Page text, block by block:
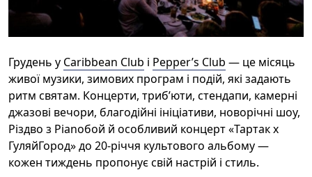
Грудень у Caribbean Club і Pepper’s Club — це місяць
живої музики, зимових програм і подій, які задають
ритм святам. Концерти, триб’юти, стендапи, камерні
джазові вечори, благодійні ініціативи, новорічні шоу,
Різдво з Pianoбой й особливий концерт «Тартак х
ГуляйГород» до 20-річчя культового альбому —
кожен тиждень пропонує свій настрій і стиль.